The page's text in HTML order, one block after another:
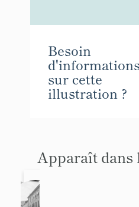
Besoin
sur cette
illustration ?
Apparaît dans